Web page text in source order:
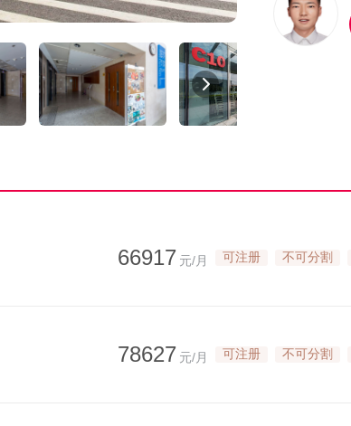
66917 元/月 可注册 不可分割
78627 元/月 可注册 不可分割